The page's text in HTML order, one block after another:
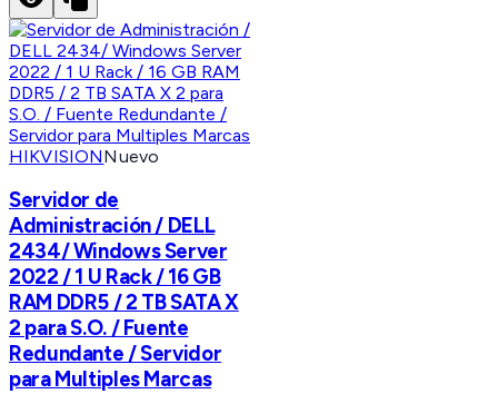
HIKVISIONNuevo
Servidor de
Administración / DELL
2434/ Windows Server
2022 / 1 U Rack / 16 GB
RAM DDR5 / 2 TB SATA X
2 para S.O. / Fuente
Redundante / Servidor
para Multiples Marcas